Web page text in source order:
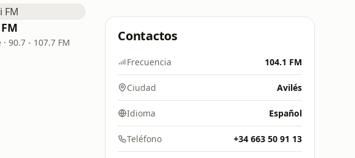
90.7 - 107.7 FM Contactos
Frecuencia 104.1 FM
Ciudad Avilés
Idioma Español
Teléfono +34 663 50 91 13